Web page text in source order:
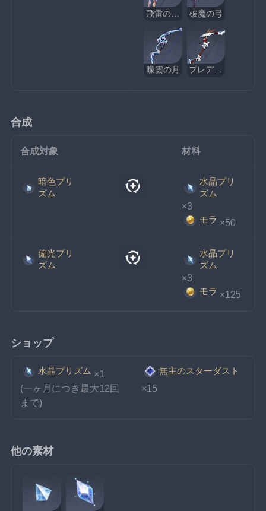
飛雷の鳴弦 破魔の弓
曚雲の月 プレデター
合成
合成対象 材料
暗色プリ
ズム
水晶プリ
ズム
×3
モラ ×50
偏光プリ
ズム
水晶プリ
ズム
×3
モラ ×125
ショップ
水晶プリズム ×1
(一ヶ月につき最大12回
まで)
無主のスターダスト
×15
他の素材